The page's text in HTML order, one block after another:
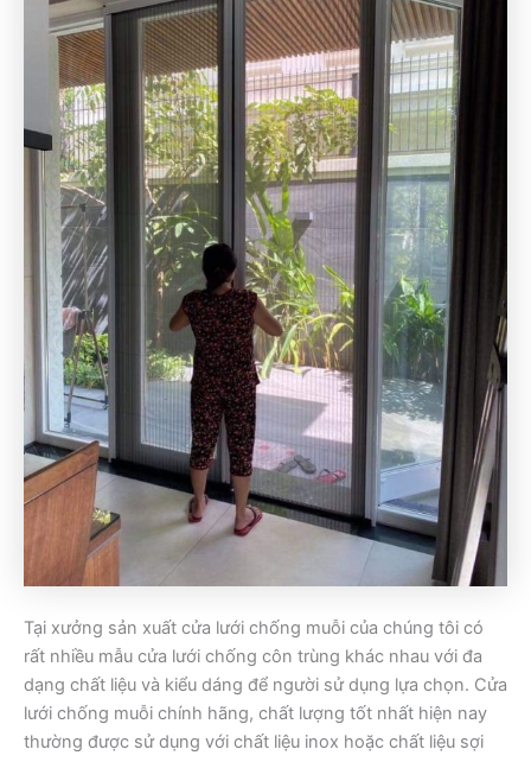
Tại xưởng sản xuất cửa lưới chống muỗi của chúng tôi có
rất nhiều mẫu cửa lưới chống côn trùng khác nhau với đa
dạng chất liệu và kiểu dáng để người sử dụng lựa chọn. Cửa
lưới chống muỗi chính hãng, chất lượng tốt nhất hiện nay
thường được sử dụng với chất liệu inox hoặc chất liệu sợi